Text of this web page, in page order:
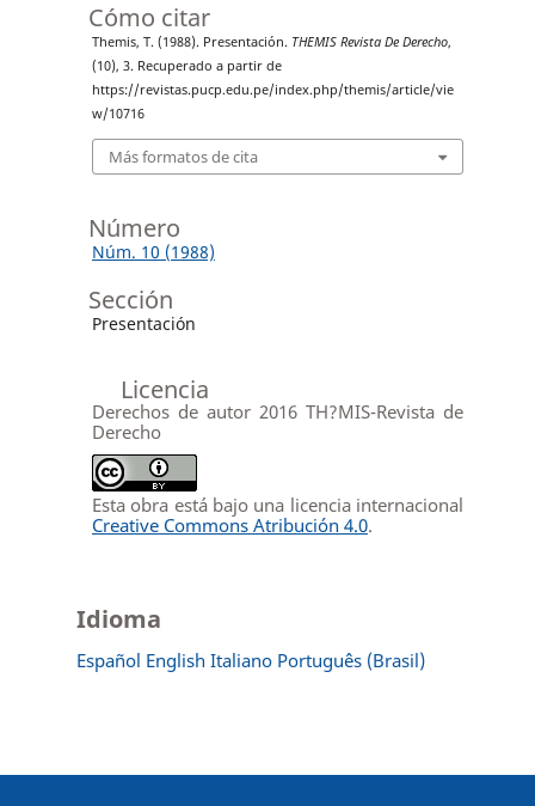
Cómo citar
Themis, T. (1988). Presentación. THEMIS Revista De Derecho,
(10), 3. Recuperado a partir de
https://revistas.pucp.edu.pe/index.php/themis/article/vie
w/10716
Más formatos de cita
Número
Núm. 10 (1988)
Sección
Presentación
Licencia
Derechos de autor 2016 TH?MIS-Revista de
Derecho
Esta obra está bajo una licencia internacional
Creative Commons Atribución 4.0.
Idioma
Español English Italiano Português (Brasil)